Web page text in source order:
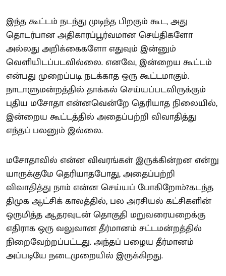
இந்த கூட்டம் நடந்து முடிந்த பிறகும் கூட, அது
தொடர்பான அதிகாரப்பூர்வமான செய்திகளோ
அல்லது அறிக்கைகளோ எதுவும் இன்னும்
வெளியிடப்படவில்லை. எனவே, இன்றைய கூட்டம்
என்பது முறைப்படி நடக்காத ஒரு கூட்டமாகும்.
நாடாளுமன்றத்தில் தாக்கல் செய்யப்படவிருக்கும்
புதிய மசோதா என்னவென்றே தெரியாத நிலையில்,
இன்றைய கூட்டத்தில் அதைப்பற்றி விவாதித்து
எந்தப் பலனும் இல்லை.
மசோதாவில் என்ன விவரங்கள் இருக்கின்றன என்று
யாருக்குமே தெரியாதபோது, அதைப்பற்றி
விவாதித்து நாம் என்ன செய்யப் போகிறோம்?கடந்த
திமுக ஆட்சிக் காலத்தில், பல அரசியல் கட்சிகளின்
ஒருமித்த ஆதரவுடன் தொகுதி மறுவரையறைக்கு
எதிராக ஒரு வலுவான தீர்மானம் சட்டமன்றத்தில்
நிறைவேற்றப்பட்டது. அந்தப் பழைய தீர்மானம்
அப்படியே நடைமுறையில் இருக்கிறது.